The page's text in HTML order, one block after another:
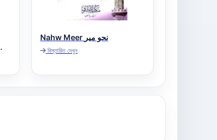
Nahw Meer نحو میر
বিস্তারিত দেখুন